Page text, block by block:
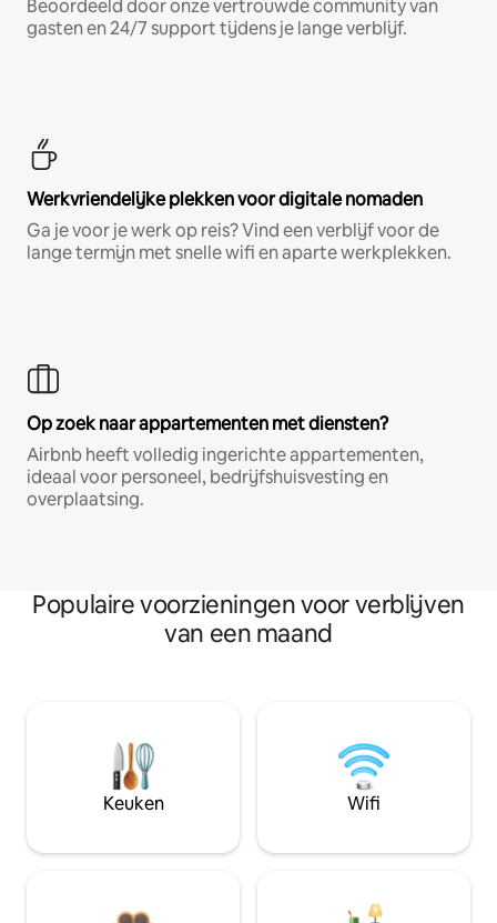
Beoordeeld door onze vertrouwde community van
gasten en 24/7 support tijdens je lange verblijf.
Werkvriendelijke plekken voor digitale nomaden
Ga je voor je werk op reis? Vind een verblijf voor de
lange termijn met snelle wifi en aparte werkplekken.
Op zoek naar appartementen met diensten?
Airbnb heeft volledig ingerichte appartementen,
ideaal voor personeel, bedrijfshuisvesting en
overplaatsing.
Populaire voorzieningen voor verblijven
van een maand
Keuken Wifi